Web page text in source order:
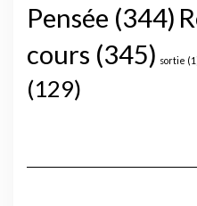
Pensée (344)
cours (345) sortie
(129)